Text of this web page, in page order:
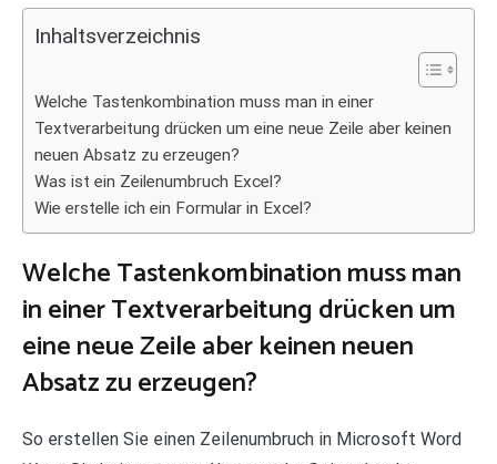
Inhaltsverzeichnis
Welche Tastenkombination muss man in einer
Textverarbeitung drücken um eine neue Zeile aber keinen
neuen Absatz zu erzeugen?
Was ist ein Zeilenumbruch Excel?
Wie erstelle ich ein Formular in Excel?
Welche Tastenkombination muss man
in einer Textverarbeitung drücken um
eine neue Zeile aber keinen neuen
Absatz zu erzeugen?
So erstellen Sie einen Zeilenumbruch in Microsoft Word